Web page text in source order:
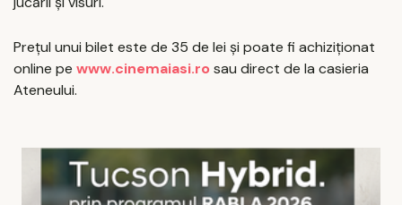
Prețul unui bilet este de 35 de lei și poate fi achiziționat
online pe www.cinemaiasi.ro sau direct de la casieria
Ateneului.